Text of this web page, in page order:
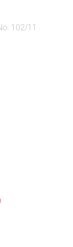
102/11